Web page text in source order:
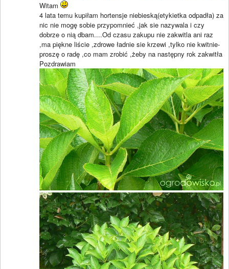
Witam
4 lata temu kupiłam hortensje niebieską(etykietka odpadła) za
nic nie mogę sobie przypomnieć ,jak sie nazywala i czy
dobrze o nią dbam....Od czasu zakupu nie zakwitla ani raz
,ma piękne liście ,zdrowe ładnie sie krzewi ,tylko nie kwitnie-
proszę o radę ,co mam zrobić ,żeby na następny rok zakwitła
Pozdrawiam